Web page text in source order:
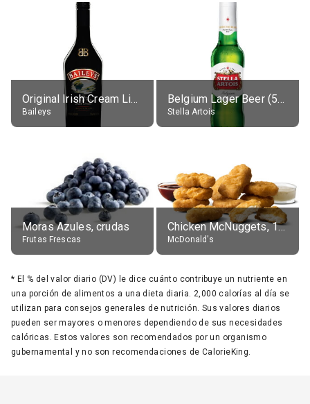
Original Irish Cream Liqueur (17% alc.)
Baileys
Belgium Lager Beer (5% alc.)
Stella Artois
Moras Azules, crudas
Frutas Frescas
Chicken McNuggets, 10 pieces, without sauce
McDonald's
* El % del valor diario (DV) le dice cuánto contribuye un nutriente en
una porción de alimentos a una dieta diaria. 2,000 calorías al día se
utilizan para consejos generales de nutrición. Sus valores diarios
pueden ser mayores o menores dependiendo de sus necesidades
calóricas. Estos valores son recomendados por un organismo
gubernamental y no son recomendaciones de CalorieKing.